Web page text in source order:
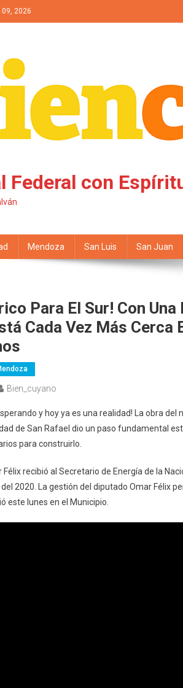
2026
Federal con
Mendoza San Luis San Juan
Para El Sur! Con
Cada Vez Más Cerca
Bien_cuyano
y hoy ya es una realidad! La obra
de San Rafael dio un paso fundamental
para construirlo.
Félix recibió al Secretario de Energía de la
2020. La gestión del diputado Omar Félix
este lunes en el Municipio.